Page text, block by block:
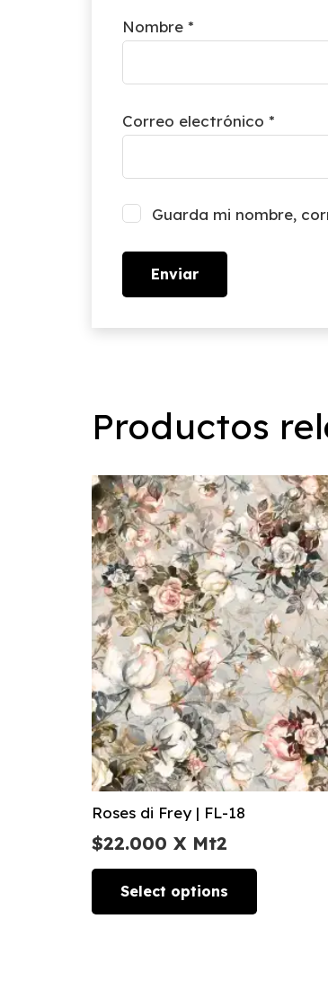
Nombre *
Correo electrónico *
Guarda mi nombre,
Productos
Roses di Frey | FL-18
$22.000 X Mt2
Select options